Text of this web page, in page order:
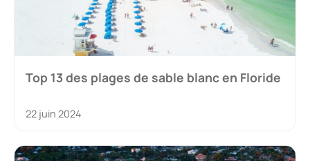
Top 13 des plages de sable blanc en Floride
22 juin 2024